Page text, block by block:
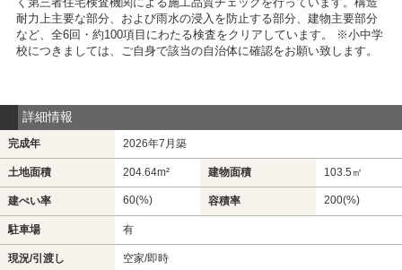
耐力上主要な部分、および雨水の浸入を防止する部分、建物主要部分
など、全6回・約100項目にわたる検査をクリアしています。 ※小中学
校につきましては、ご自身で該当の自治体に確認をお願い致します。
詳細情報
完成年 2026年7月築
土地面積 204.64m² 建物面積 103.5㎡
建ぺい率 60(%) 容積率 200(%)
駐車場 有
現況/引渡し 空家/即時